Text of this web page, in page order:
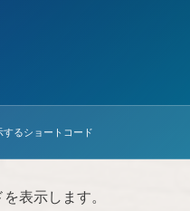
るショートコード
表示します。